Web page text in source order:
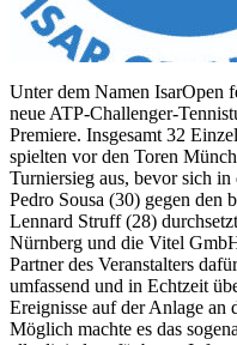
Unter dem Namen IsarOpen
neue ATP-Challenger-
Premiere. Insgesamt 32
spielten vor den Toren
Turniersieg aus, bevor sich
Pedro Sousa (30) gegen den
Lennard Struff (28)
Nürnberg und die Vitel
Partner des Veranstalters
umfassend und in Echtzeit
Ereignisse auf der Anlage an
Möglich machte es das